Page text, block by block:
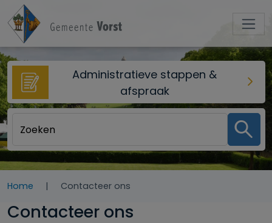
Overslaan en naar de inhoud gaan
Administratieve stappen &
afspraak
Home Contacteer ons
Contacteer ons